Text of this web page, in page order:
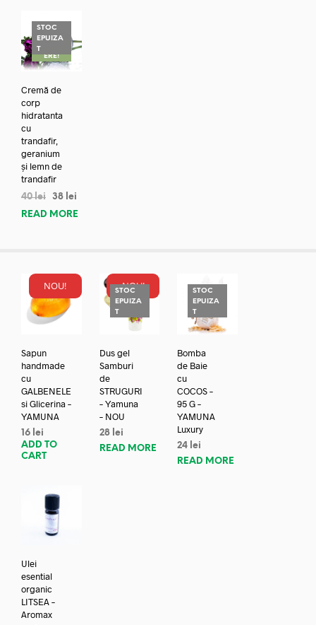
STOC
EPUIZA
TREDUC
ERE!
Cremă de
corp
hidratanta
cu
trandafir,
geranium
și lemn de
trandafir
40lei 38 lei
READ MORE
NOU!
Sapun
handmade
cu
GALBENELE
si Glicerina –
YAMUNA
16 lei
ADD TO
CART
NOU!
STOC
EPUIZA
T
Dus gel
Samburi
de
STRUGURI
– Yamuna
– NOU
28 lei
READ MORE
STOC
EPUIZA
T
Bomba
de Baie
cu
COCOS –
95 G –
YAMUNA
Luxury
24 lei
READ MORE
Ulei
esential
organic
LITSEA –
Aromax